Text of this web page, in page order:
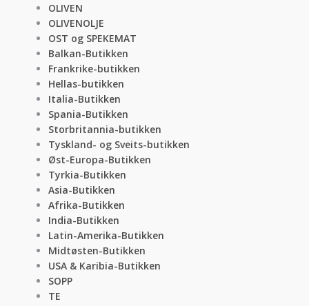
OLIVEN
OLIVENOLJE
OST og SPEKEMAT
Balkan-Butikken
Frankrike-butikken
Hellas-butikken
Italia-Butikken
Spania-Butikken
Storbritannia-butikken
Tyskland- og Sveits-butikken
Øst-Europa-Butikken
Tyrkia-Butikken
Asia-Butikken
Afrika-Butikken
India-Butikken
Latin-Amerika-Butikken
Midtøsten-Butikken
USA & Karibia-Butikken
SOPP
TE